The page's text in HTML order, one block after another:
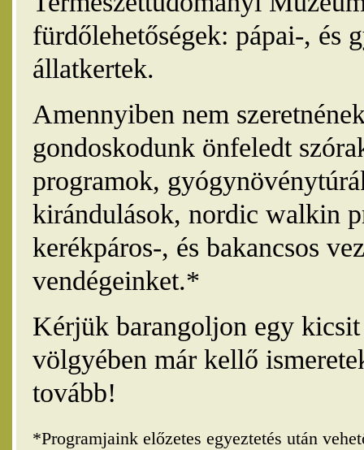
fürdőlehetőségek: pápai-, és
állatkertek.
Amennyiben nem
gondoskodunk önfeledt
programok,
kirándulások, nordic walkin
kerékpáros-, és bakancsos
vendégeinket.*
Kérjük barangoljon egy
völgyében már kellő
tovább!
*Programjaink előzetes egyeztetés után